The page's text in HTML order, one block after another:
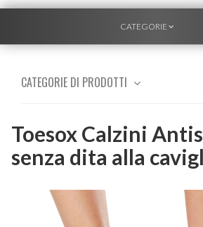
TOGGLE
CATEGORIE
CATEGORIE DI PRODOTTI
Toesox Calzini
senza dita alla